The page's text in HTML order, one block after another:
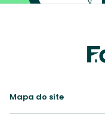
Mapa do site